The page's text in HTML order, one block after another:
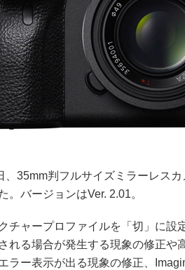
、35mm判フルサイズミラーレス
。バージョンはVer. 2.01。
チャープロファイルを「切」に設
れる場合が発生する現象の修正や
ラー表示が出る現象の修正、